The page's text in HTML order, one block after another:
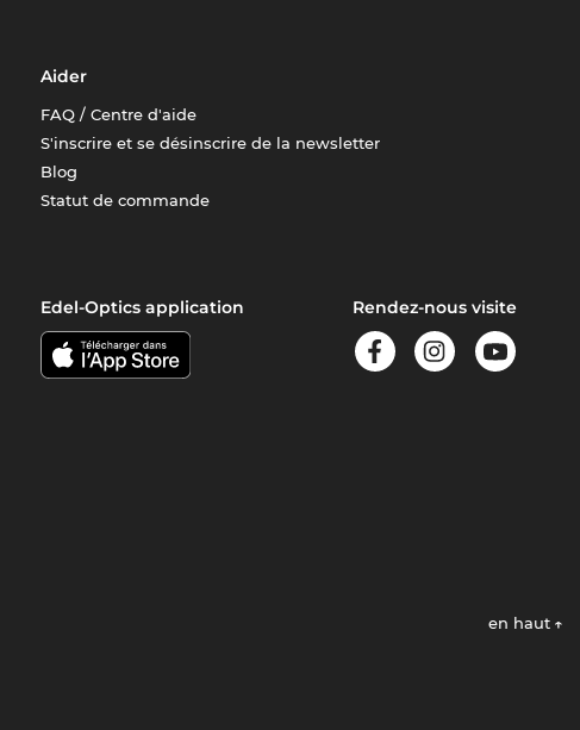
Aider
FAQ / Centre d'aide
S'inscrire et se désinscrire de la newsletter
Blog
Statut de commande
Edel-Optics application Rendez-nous visite
en haut